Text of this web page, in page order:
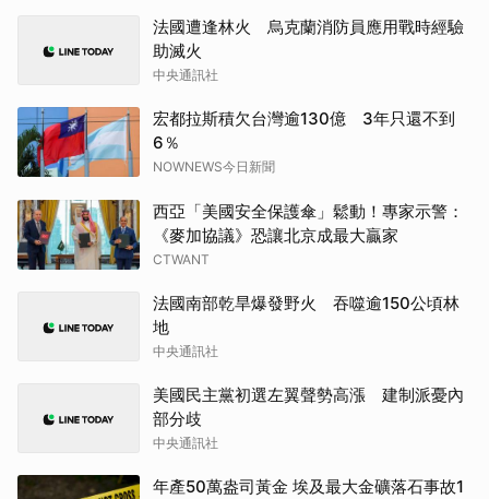
法國遭逢林火 烏克蘭消防員應用戰時經驗
助滅火
中央通訊社
宏都拉斯積欠台灣逾130億 3年只還不到
6％
NOWNEWS今日新聞
西亞「美國安全保護傘」鬆動！專家示警：
《麥加協議》恐讓北京成最大贏家
CTWANT
法國南部乾旱爆發野火 吞噬逾150公頃林
地
中央通訊社
美國民主黨初選左翼聲勢高漲 建制派憂內
部分歧
中央通訊社
年產50萬盎司黃金 埃及最大金礦落石事故1